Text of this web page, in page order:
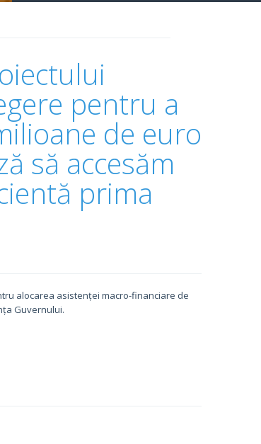
pentru a
de euro
să accesăm
prima
alocarea asistenței macro-financiare de
Guvernului.